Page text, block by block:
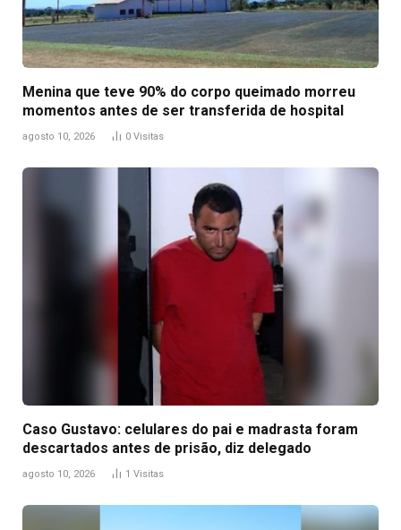
Menina que teve 90% do corpo queimado morreu
momentos antes de ser transferida de hospital
agosto 10, 2026 0 Visitas
Caso Gustavo: celulares do pai e madrasta foram
descartados antes de prisão, diz delegado
agosto 10, 2026 1 Visitas